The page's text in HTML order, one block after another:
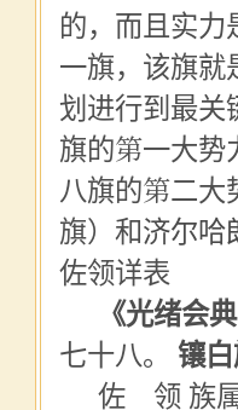
的，而且实力
一旗，该旗就
划进行到最关
旗的第一大势
八旗的第二大
旗）和济尔哈
佐领详表
《光绪会
七十八。 镶
佐 领 族属